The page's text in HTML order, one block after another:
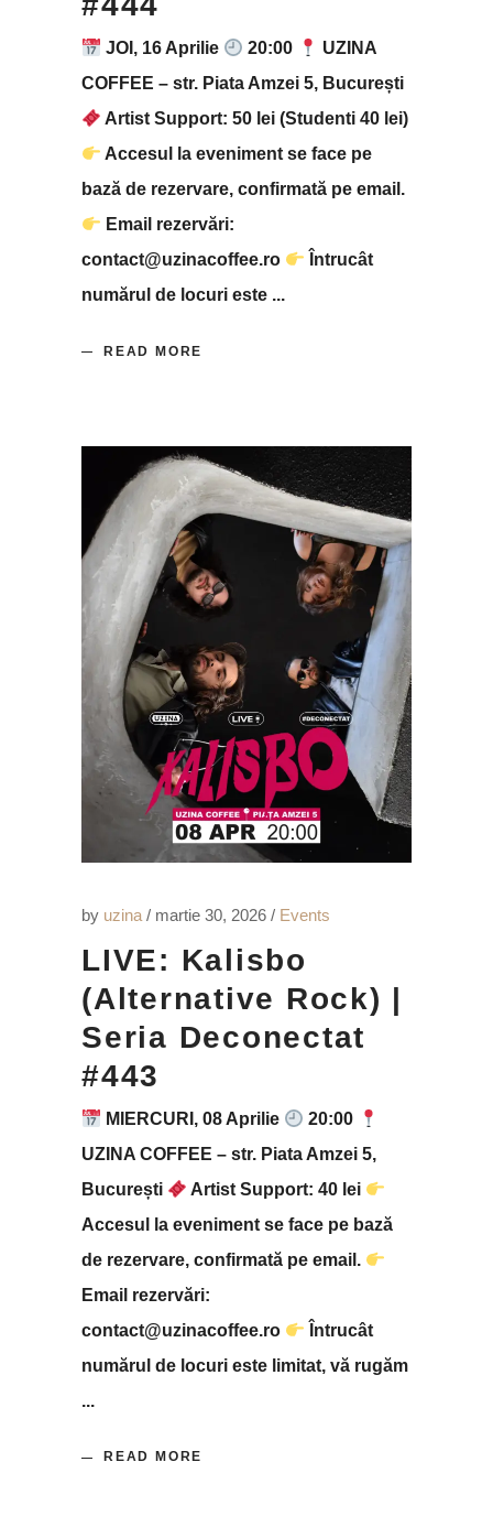
JOI, 16 Aprilie 20:00
UZINA
COFFEE – str. Piata Amzei 5, București
Artist Support: 50 lei (Studenti 40 lei)
Accesul la eveniment se face pe
bază de rezervare, confirmată pe email.
Email rezervări:
contact@uzinacoffee.ro
Întrucât
numărul de locuri este
READ MORE
by uzina martie 30, 2026 Events
LIVE: Kalisbo
(Alternative Rock) |
Seria Deconectat
#443
MIERCURI, 08 Aprilie
20:00
UZINA COFFEE – str. Piata Amzei 5,
București
Artist Support: 40 lei
Accesul la eveniment se face pe bază
de rezervare, confirmată pe email.
Email rezervări:
contact@uzinacoffee.ro
Întrucât
numărul de locuri este limitat, vă rugăm
READ MORE